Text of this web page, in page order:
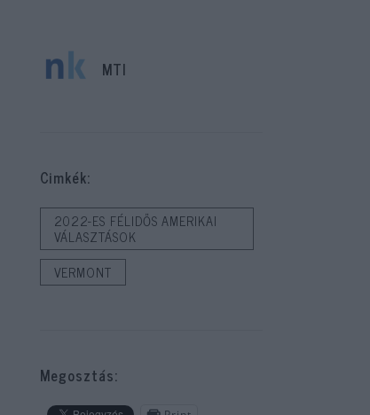
MTI
Cimkék:
2022-ES FÉLIDŐS AMERIKAI
VÁLASZTÁSOK
VERMONT
Megosztás: